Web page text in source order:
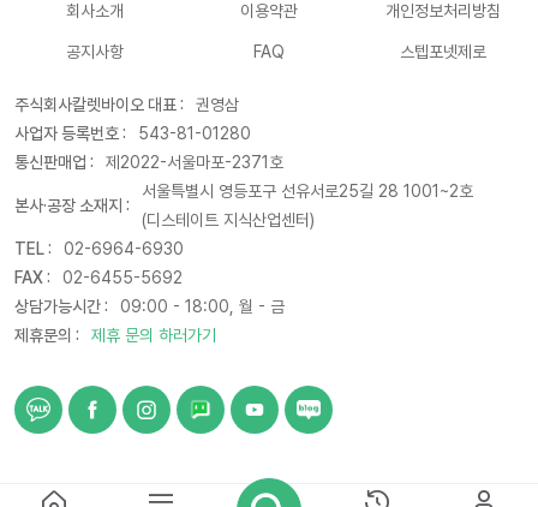
회사소개 이용약관 개인정보처리방침
공지사항 FAQ 스텝포넷제로
주식회사칼렛바이오 대표 :
권영삼
사업자 등록번호 :
543-81-01280
통신판매업 :
제2022-서울마포-2371호
본사·공장 소재지 :
서울특별시 영등포구 선유서로25길 28 1001~2호
(디스테이트 지식산업센터)
TEL :
02-6964-6930
FAX :
02-6455-5692
상담가능시간 :
09:00 - 18:00, 월 - 금
제휴문의 :
제휴 문의 하러가기